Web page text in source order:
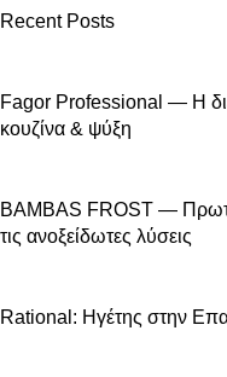
Recent Posts
Fagor Professional — Η
κουζίνα & ψύξη
BAMBAS FROST —
τις ανοξείδωτες λύσεις
Rational: Ηγέτης στην